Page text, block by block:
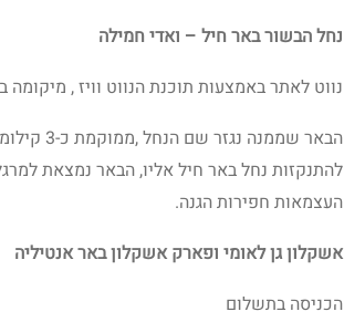
נחל הבשור באר חיל – ואדי חמילה
נווט לאתר באמצעות תוכנת הנווט וויז ,
הבאר
להתנקזות נחל באר חיל אליו, הבאר נמצאת
העצמאות חפירות הגנה.
אשקלון גן לאומי ופארק אשקלון באר אנטיליה
הכניסה בתשלום